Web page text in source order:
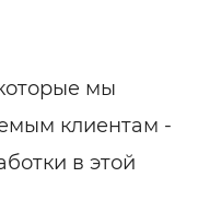
мы
клиентам -
в этой